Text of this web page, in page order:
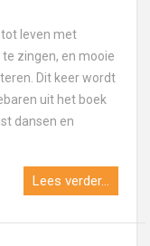
tot leven met
zingen, en mooie
Dit keer wordt
uit het boek
dansen en
Lees verder...